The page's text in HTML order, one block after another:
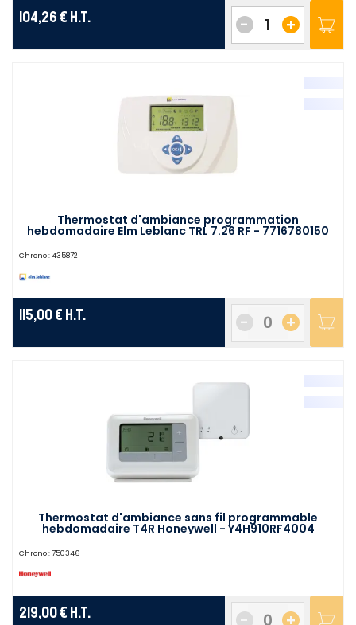
104,26 € H.T. +
-
Thermostat d'ambiance programmation
hebdomadaire Elm Leblanc TRL 7.26 RF - 7716780150
Chrono : 435872
115,00 € H.T. +
-
Thermostat d'ambiance sans fil programmable
hebdomadaire T4R Honeywell - Y4H910RF4004
Chrono : 750346
219,00 € H.T. +
-